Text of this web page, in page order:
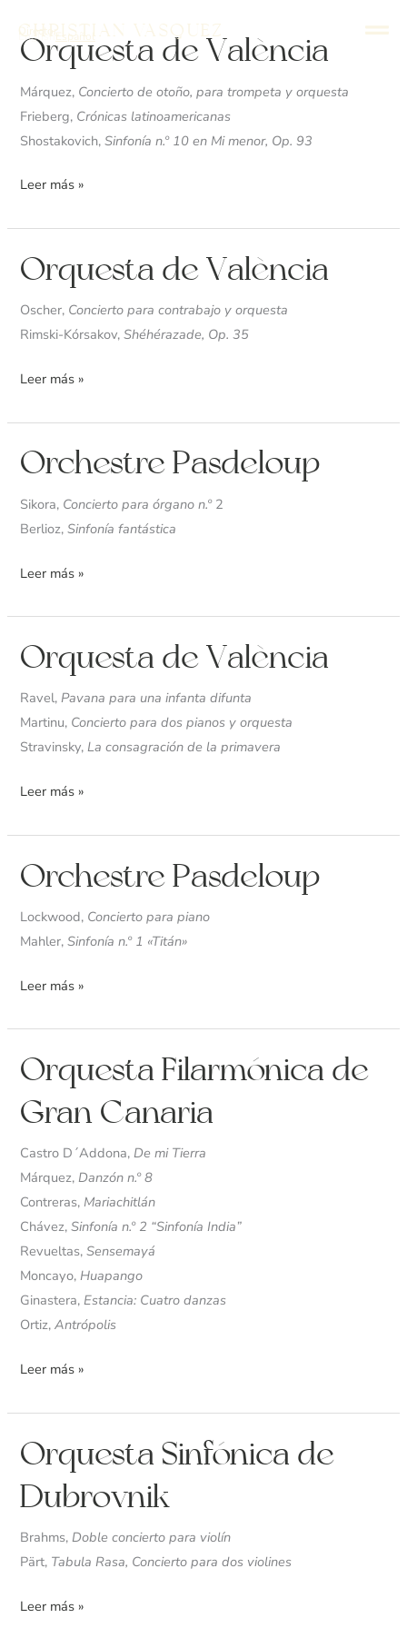
contenido
Christian Vasquez
Director
EnglishEspañol
Orquesta de València
Márquez, Concierto de otoño, para trompeta y orquesta
Frieberg, Crónicas latinoamericanas
Shostakovich,Sinfonía n.º 10 en Mi menor, Op. 93
Orquesta
de
València
Leer más »
Orquesta de València
Oscher, Concierto para contrabajo y orquesta
Rimski-Kórsakov,Shéhérazade, Op. 35
Orquesta
de
València
Leer más »
Orchestre Pasdeloup
Sikora, Concierto para órgano n.º 2
Berlioz,Sinfonía fantástica
Orchestre
Pasdeloup
Leer más »
Orquesta de València
Ravel,Pavana para una infanta difunta
Martinu, Concierto para dos pianos y orquesta
Stravinsky,La consagración de la primavera
Orquesta
de
València
Leer más »
Orchestre Pasdeloup
Lockwood, Concierto para piano
Mahler,Sinfonía n.º 1 «Titán»
Orchestre
Pasdeloup
Leer más »
Orquesta Filarmónica de
Gran Canaria
Castro D´Addona,De mi Tierra
Márquez,Danzón n.º 8
Contreras,Mariachitlán
Chávez,Sinfonía n.º 2 “Sinfonía India”
Revueltas,Sensemayá
Moncayo,Huapango
Ginastera,Estancia: Cuatro danzas
Ortiz,Antrópolis
Orquesta
Filarmónica
de
Canaria
Leer más »
Orquesta Sinfónica de
Dubrovnik
Brahms,Doble concierto para violín
Pärt, Tabula Rasa, Concierto para dos violines
Orquesta
Sinfónica
de
Leer más »